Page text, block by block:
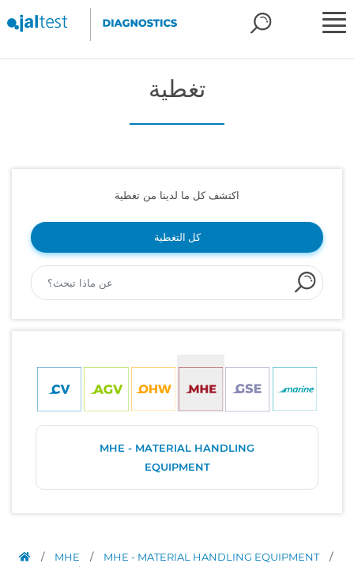
تغطية
اكتشف كل ما لدينا من تغطية
كل التغطية
MHE - MATERIAL HANDLING
EQUIPMENT
/ MHE / MHE - MATERIAL HANDLING EQUIPMENT
/